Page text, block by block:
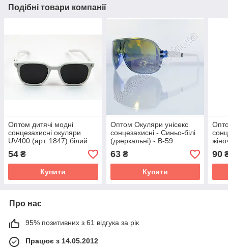
Подібні товари компанії
Оптом дитячі модні
сонцезахисні окуляри
UV400 (арт. 1847) білий
54 ₴
Купити
Оптом Окуляри унісекс
сонцезахисні - Синьо-білі
(дзеркальні) - B-59
63₴
Купити
- 1-
90
Про нас
95% позитивних з 61 відгука за рік
Працює з 14.05.2012